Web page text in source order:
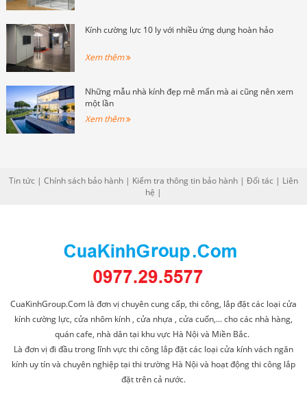
Kính cường lực 10 ly với nhiều ứng dụng hoàn hảo
Xem thêm
Những mẫu nhà kính đẹp mê mẩn mà ai cũng nên xem
một lần
Xem thêm
Tin tức | Chính sách bảo hành| Kiểm tra thông tin bảo hành| Đối tác | Liên
hệ |
CuaKinhGroup.Com là đơn vị chuyên cung cấp, thi công, lắp đặt các loại cửa
kính cường lực, cửa nhôm kính , cửa nhựa , cửa cuốn,... cho các nhà hàng,
quán cafe, nhà dân tại khu vực Hà Nội và Miền Bắc.
Là đơn vị đi đầu trong lĩnh vực thi công lắp đặt các loại cửa kính vách ngăn
kính uy tín và chuyên nghiệp tại thi trường Hà Nội và hoạt động thi công lắp
đặt trên cả nước.